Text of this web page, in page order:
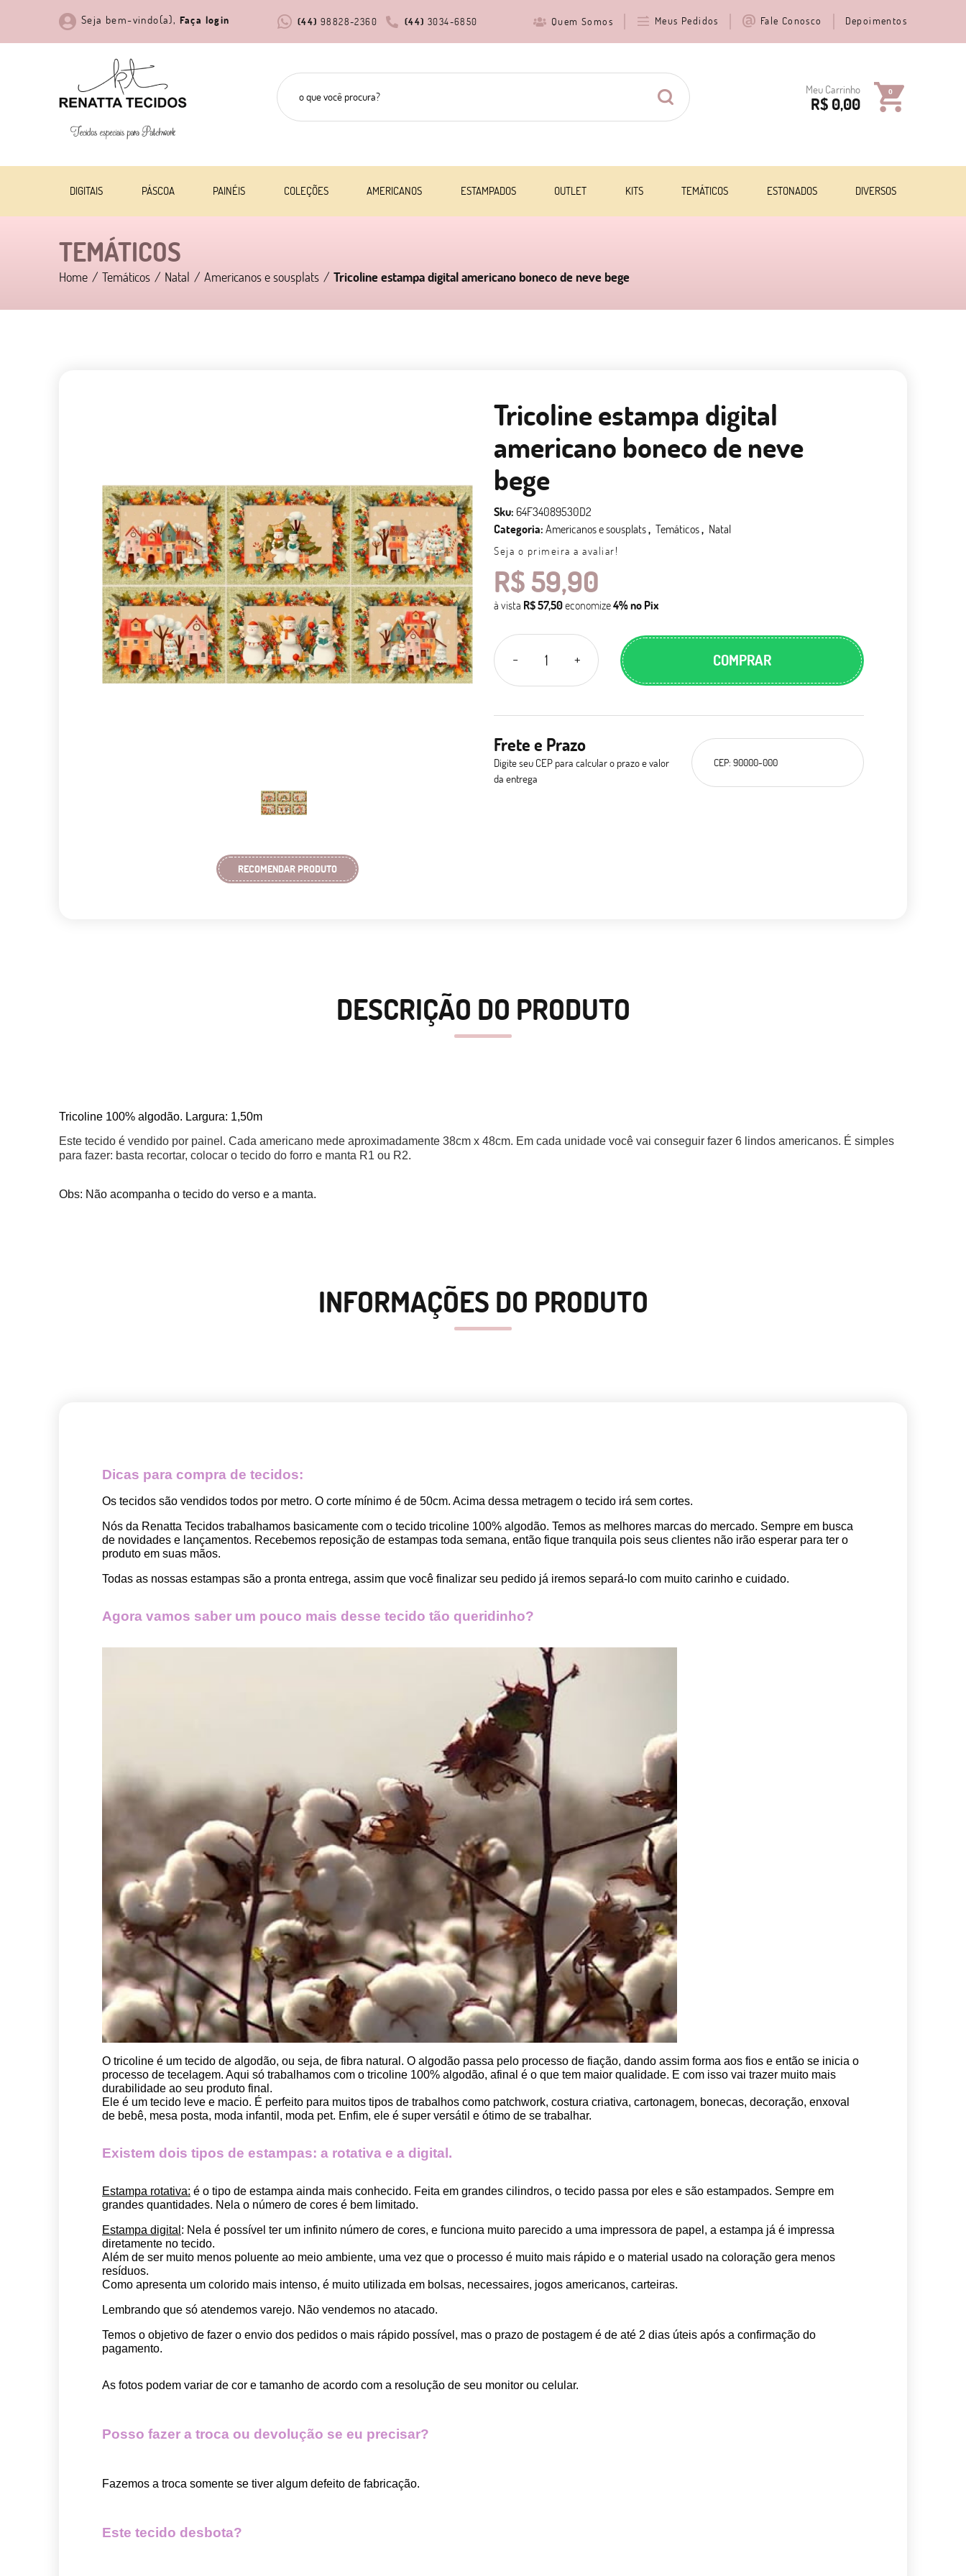
Seja bem-vindo(a), Faça login (44) 3034-6850
(44) 98828-2360 Quem Somos Meus Pedidos Fale Conosco Depoimentos
Meu Carrinho 0
R$ 0,00
DIGITAIS PÁSCOA PAINÉIS COLEÇÕES AMERICANOS ESTAMPADOS OUTLET KITS TEMÁTICOS ESTONADOS DIVERSOS
TEMÁTICOS
Home Temáticos Natal Americanos e sousplats Tricoline estampa digital americano boneco de neve bege
RECOMENDAR PRODUTO
Tricoline estampa digital
americano boneco de neve
bege
Sku: 64F34089530D2
Categoria: Americanos e sousplats Temáticos Natal
Seja o primeira a avaliar!
R$ 59,90
à vista R$ 57,50economize4%no Pix
COMPRAR
Frete e Prazo
Digite seu CEP para calcular o prazo e valor
da entrega
DESCRIÇÃO DO PRODUTO
Tricoline 100% algodão. Largura: 1,50m
Este tecido é vendido por painel. Cada americano mede aproximadamente 38cm x 48cm. Em cada unidade você vai conseguir fazer 6 lindos americanos. É simples
para fazer: basta recortar, colocar o tecido do forro e manta R1 ou R2.
Obs: Não acompanha o tecido do verso e a manta.
INFORMAÇÕES DO PRODUTO
Dicas para compra de tecidos:
Os tecidos são vendidos todos por metro. O corte mínimo é de 50cm. Acima dessa metragem o tecido irá sem cortes.
Nós da Renatta Tecidos trabalhamos basicamente com o tecido tricoline 100% algodão. Temos as melhores marcas do mercado. Sempre em busca
de novidades e lançamentos. Recebemos reposição de estampas toda semana, então fique tranquila pois seus clientes não irão esperar para ter o
produto em suas mãos.
Todas as nossas estampas são a pronta entrega, assim que você finalizar seu pedido já iremos separá-lo com muito carinho e cuidado.
Agora vamos saber um pouco mais desse tecido tão queridinho?
O tricoline é um tecido de algodão, ou seja, de fibra natural. O algodão passa pelo processo de fiação, dando assim forma aos fios e então se inicia o
processo de tecelagem. Aqui só trabalhamos com o tricoline 100% algodão, afinal é o que tem maior qualidade. E com isso vai trazer muito mais
durabilidade ao seu produto final.
Ele é um tecido leve e macio. É perfeito para muitos tipos de trabalhos como patchwork, costura criativa, cartonagem, bonecas, decoração, enxoval
de bebê, mesa posta, moda infantil, moda pet. Enfim, ele é super versátil e ótimo de se trabalhar.
Existem dois tipos de estampas: a rotativa e a digital.
Estampa rotativa: é o tipo de estampa ainda mais conhecido. Feita em grandes cilindros, o tecido passa por eles e são estampados. Sempre em
grandes quantidades. Nela o número de cores é bem limitado.
Estampa digital : Nela é possível ter um infinito número de cores, e funciona muito parecido a uma impressora de papel, a estampa já é impressa
diretamente no tecido.
Além de ser muito menos poluente ao meio ambiente, uma vez que o processo é muito mais rápido e o material usado na coloração gera menos
resíduos.
Como apresenta um colorido mais intenso, é muito utilizada em bolsas, necessaires, jogos americanos, carteiras.
Lembrando que só atendemos varejo. Não vendemos no atacado.
Temos o objetivo de fazer o envio dos pedidos o mais rápido possível, mas o prazo de postagem é de até 2 dias úteis após a confirmação do
pagamento.
As fotos podem variar de cor e tamanho de acordo com a resolução de seu monitor ou celular.
Posso fazer a troca ou devolução se eu precisar?
Fazemos a troca somente se tiver algum defeito de fabricação.
Este tecido desbota?